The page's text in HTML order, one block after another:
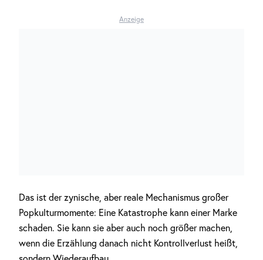
Anzeige
Das ist der zynische, aber reale Mechanismus großer
Popkulturmomente: Eine Katastrophe kann einer Marke
schaden. Sie kann sie aber auch noch größer machen,
wenn die Erzählung danach nicht Kontrollverlust heißt,